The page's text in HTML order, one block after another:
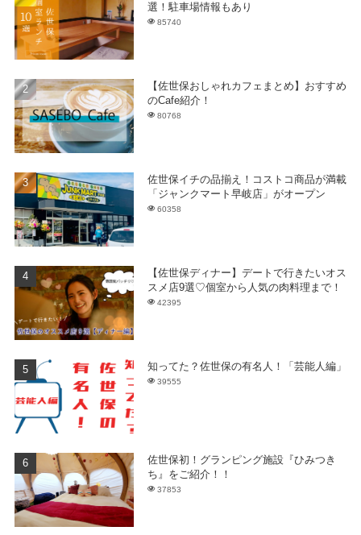
選！駐車場情報もあり
85740
【佐世保おしゃれカフェまとめ】おすすめ
のCafe紹介！
80768
佐世保イチの品揃え！コストコ商品が満載
「ジャンクマート早岐店」がオープン
60358
【佐世保ディナー】デートで行きたいオス
スメ店9選♡個室から人気の肉料理まで！
42395
知ってた？佐世保の有名人！「芸能人編」
39555
佐世保初！グランピング施設『ひみつき
ち』をご紹介！！
37853